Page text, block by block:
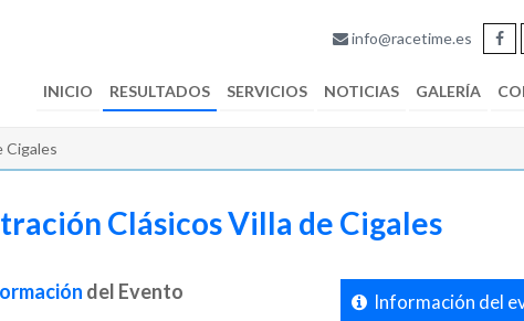
info@racetime.es
INICIO RESULTADOS SERVICIOS NOTICIAS GALERÍA
Cigales
Clásicos Villa de Cigales
del Evento Información del